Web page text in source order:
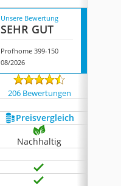
Unsere Bewertung
SEHR GUT
Profhome ‎399-150
08/2026
206 Bewertungen
Preis­vergleich
Nachhaltig